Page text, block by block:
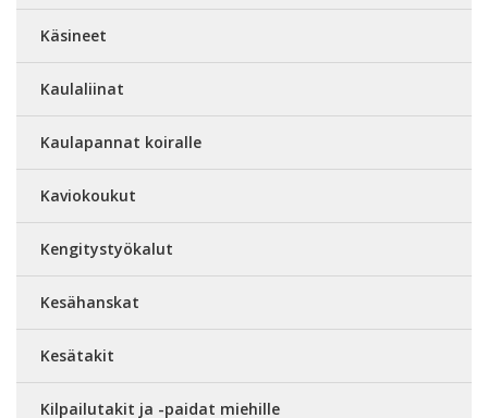
Käsineet
Kaulaliinat
Kaulapannat koiralle
Kaviokoukut
Kengitystyökalut
Kesähanskat
Kesätakit
Kilpailutakit ja -paidat miehille